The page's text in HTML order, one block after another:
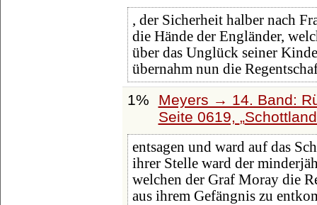
, der Sicherheit halber nach
die Hände der Engländer,
über das Unglück seiner
übernahm nun die
1%
Meyers → 14. Band:
Seite 0619,
entsagen und ward auf das
ihrer Stelle ward der
welchen der Graf Moray die
aus ihrem Gefängnis zu